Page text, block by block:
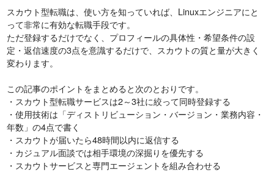
スカウト型転職は、使い方を知っていれば、Linuxエンジニアにと
って非常に有効な転職手段です。
ただ登録するだけでなく、プロフィールの具体性・希望条件の設
定・返信速度の3点を意識するだけで、スカウトの質と量が大きく
変わります。
この記事のポイントをまとめると次のとおりです。
・スカウト型転職サービスは2～3社に絞って同時登録する
・使用技術は「ディストリビューション・バージョン・業務内容・
年数」の4点で書く
・スカウトが届いたら48時間以内に返信する
・カジュアル面談では相手環境の深掘りを優先する
・スカウトサービスと専門エージェントを組み合わせる